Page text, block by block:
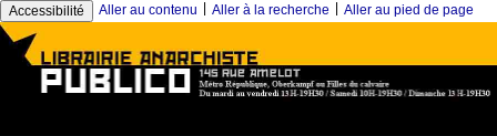
Accessibilité Aller au contenu Aller à la recherche Aller au pied de page